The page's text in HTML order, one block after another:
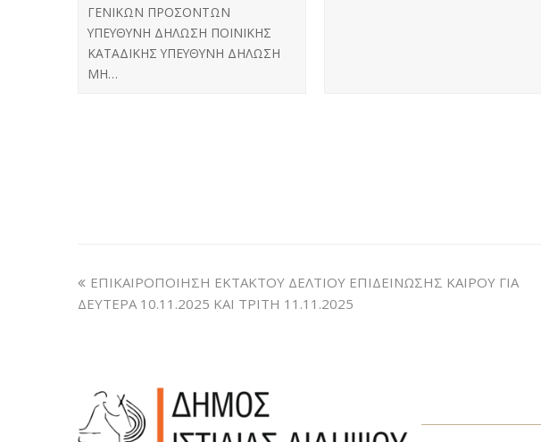
ΓΕΝΙΚΩΝ ΠΡΟΣΟΝΤΩΝ
ΥΠΕΥΘΥΝΗ ΔΗΛΩΣΗ ΠΟΙΝΙΚΗΣ
ΚΑΤΑΔΙΚΗΣ ΥΠΕΥΘΥΝΗ ΔΗΛΩΣΗ
ΜΗ…
ΕΠΙΚΑΙΡΟΠΟΙΗΣΗ ΕΚΤΑΚΤΟΥ ΔΕΛΤΙΟΥ ΕΠΙΔΕΙΝΩΣΗΣ ΚΑΙΡΟΥ ΓΙΑ
ΔΕΥΤΕΡΑ 10.11.2025 ΚΑΙ ΤΡΙΤΗ 11.11.2025